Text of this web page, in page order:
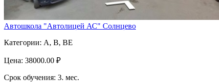
Автошкола "Автолицей АС" Солнцево
Категории: A, B, BE
Цена: 38000.00 ₽
Срок обучения: 3. мес.